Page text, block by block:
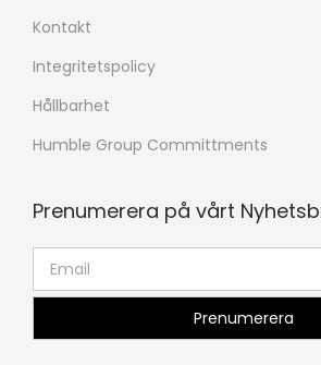
Kontakt
Integritetspolicy
Hållbarhet
Humble Group Committments
Prenumerera på vårt